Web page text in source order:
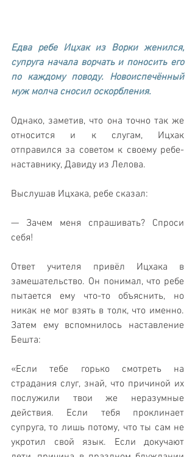
Едва ребе Ицхак из Ворки женился,
супруга начала ворчать и поносить его
по каждому поводу. Новоиспечённый
муж молча сносил оскорбления.
Однако, заметив, что она точно так же
относится и к слугам, Ицхак
отправился за советом к своему ребе-
наставнику, Давиду из Лелова.
Выслушав Ицхака, ребе сказал:
— Зачем меня спрашивать? Спроси
себя!
Ответ учителя привёл Ицхака в
замешательство. Он понимал, что ребе
пытается ему что-то объяснить, но
никак не мог взять в толк, что именно.
Затем ему вспомнилось наставление
Бешта:
«Если тебе горько смотреть на
страдания слуг, знай, что причиной их
послужили твои же неразумные
действия. Если тебя проклинает
супруга, то лишь потому, что ты сам не
укротил свой язык. Если докучают